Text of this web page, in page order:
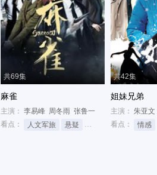
共69集
麻雀
主演： 李易峰 周冬雨 张鲁一
看点：
人文军旅 悬疑 战争
共42集
姐妹兄弟
主演： 朱亚文
看点：
情感